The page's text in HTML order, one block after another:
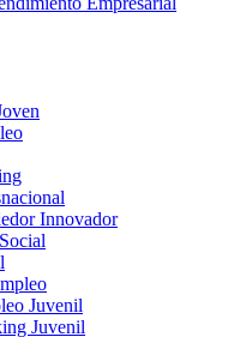
Innovador
Juvenil
Juvenil